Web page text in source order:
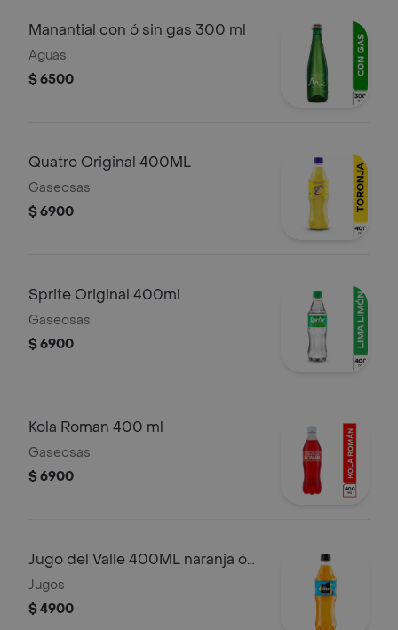
Manantial con ó sin gas 300 ml
Aguas
$ 6500
Quatro Original 400ML
Gaseosas
$ 6900
Sprite Original 400ml
Gaseosas
$ 6900
Kola Roman 400 ml
Gaseosas
$ 6900
Jugo del Valle 400ML naranja ó
mandarina
Jugos
$ 4900